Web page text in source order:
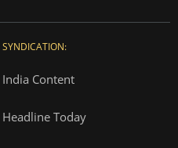
SYNDICATION:
India Content
Headline Today